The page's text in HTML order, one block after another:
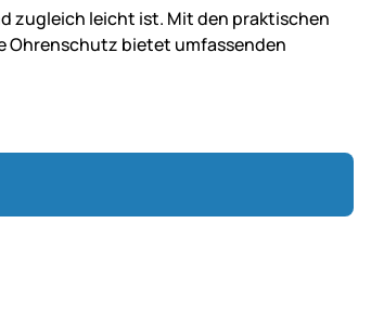
zugleich leicht ist. Mit den praktischen
Ohrenschutz bietet umfassenden